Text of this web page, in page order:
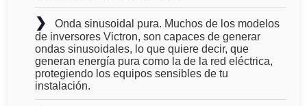
❯ Onda sinusoidal pura. Muchos de los modelos
de inversores Victron, son capaces de generar
ondas sinusoidales, lo que quiere decir, que
generan energía pura como la de la red eléctrica,
protegiendo los equipos sensibles de tu
instalación.